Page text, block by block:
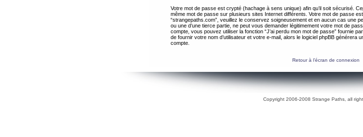
Votre mot de passe est crypté (hachage à sens unique) afin qu’il soit sécurisé.
même mot de passe sur plusieurs sites Internet différents. Votre mot de passe
“strangepaths.com”, veuillez le conservez soigneusement et en aucun cas une
ou une d’une tierce partie, ne peut vous demander légitimement votre mot de
compte, vous pouvez utiliser la fonction “J’ai perdu mon mot de passe” fournie
de fournir votre nom d’utilisateur et votre e-mail, alors le logiciel phpBB générera
compte.
Retour à l’écran de connexion
Copyright 2006-2008 Strange Paths, all